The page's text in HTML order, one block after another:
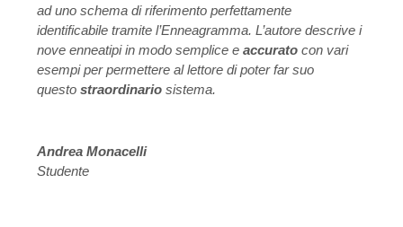
ad uno schema di riferimento perfettamente
identificabile tramite l’Enneagramma. L’autore descrive i
nove enneatipi in modo semplice eaccurato con vari
esempi per permettere al lettore di poter far suo
questostraordinario sistema.
Andrea Monacelli
Studente